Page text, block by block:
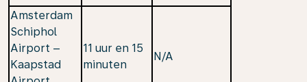
Amsterdam
Schiphol
Airport –
Kaapstad
11 uur en 15
minuten
N/A